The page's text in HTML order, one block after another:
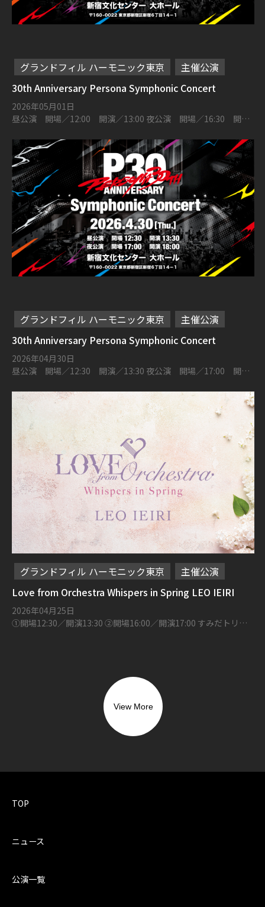
グランドフィル ハーモニック東京
主催公演
30th Anniversary Persona Symphonic Concert
2026年05月01日
昼公演 開場／12:00 開演／13:00 夜公演 開場／16:30 開演
新宿６丁目１４−１
グランドフィル ハーモニック東京
主催公演
30th Anniversary Persona Symphonic Concert
2026年04月30日
昼公演 開場／12:30 開演／13:30 夜公演 開場／17:00 開演
新宿６丁目１４−１
グランドフィル ハーモニック東京
主催公演
Love from Orchestra Whispers in Spring LEO IEIRI
2026年04月25日
①開場12:30／開演13:30 ②開場16:00／開演17:00 すみだトリフ
View More
TOP
ニュース
公演一覧